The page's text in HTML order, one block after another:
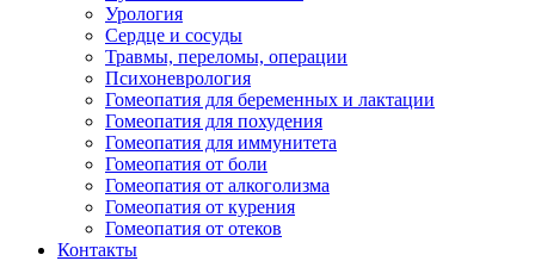
Урология
Сердце и сосуды
Травмы, переломы, операции
Психоневрология
Гомеопатия для беременных и лактации
Гомеопатия для похудения
Гомеопатия для иммунитета
Гомеопатия от боли
Гомеопатия от алкоголизма
Гомеопатия от курения
Гомеопатия от отеков
Контакты